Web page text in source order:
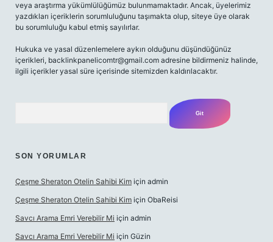
veya araştırma yükümlülüğümüz bulunmamaktadır. Ancak, üyelerimiz
yazdıkları içeriklerin sorumluluğunu taşımakta olup, siteye üye olarak
bu sorumluluğu kabul etmiş sayılırlar.
Hukuka ve yasal düzenlemelere aykırı olduğunu düşündüğünüz
içerikleri, backlinkpanelicomtr@gmail.com adresine bildirmeniz halinde,
ilgili içerikler yasal süre içerisinde sitemizden kaldırılacaktır.
SON YORUMLAR
Çeşme Sheraton Otelin Sahibi Kim için admin
Çeşme Sheraton Otelin Sahibi Kim için ObaReisi
Savcı Arama Emri Verebilir Mi için admin
Savcı Arama Emri Verebilir Mi için Güzin